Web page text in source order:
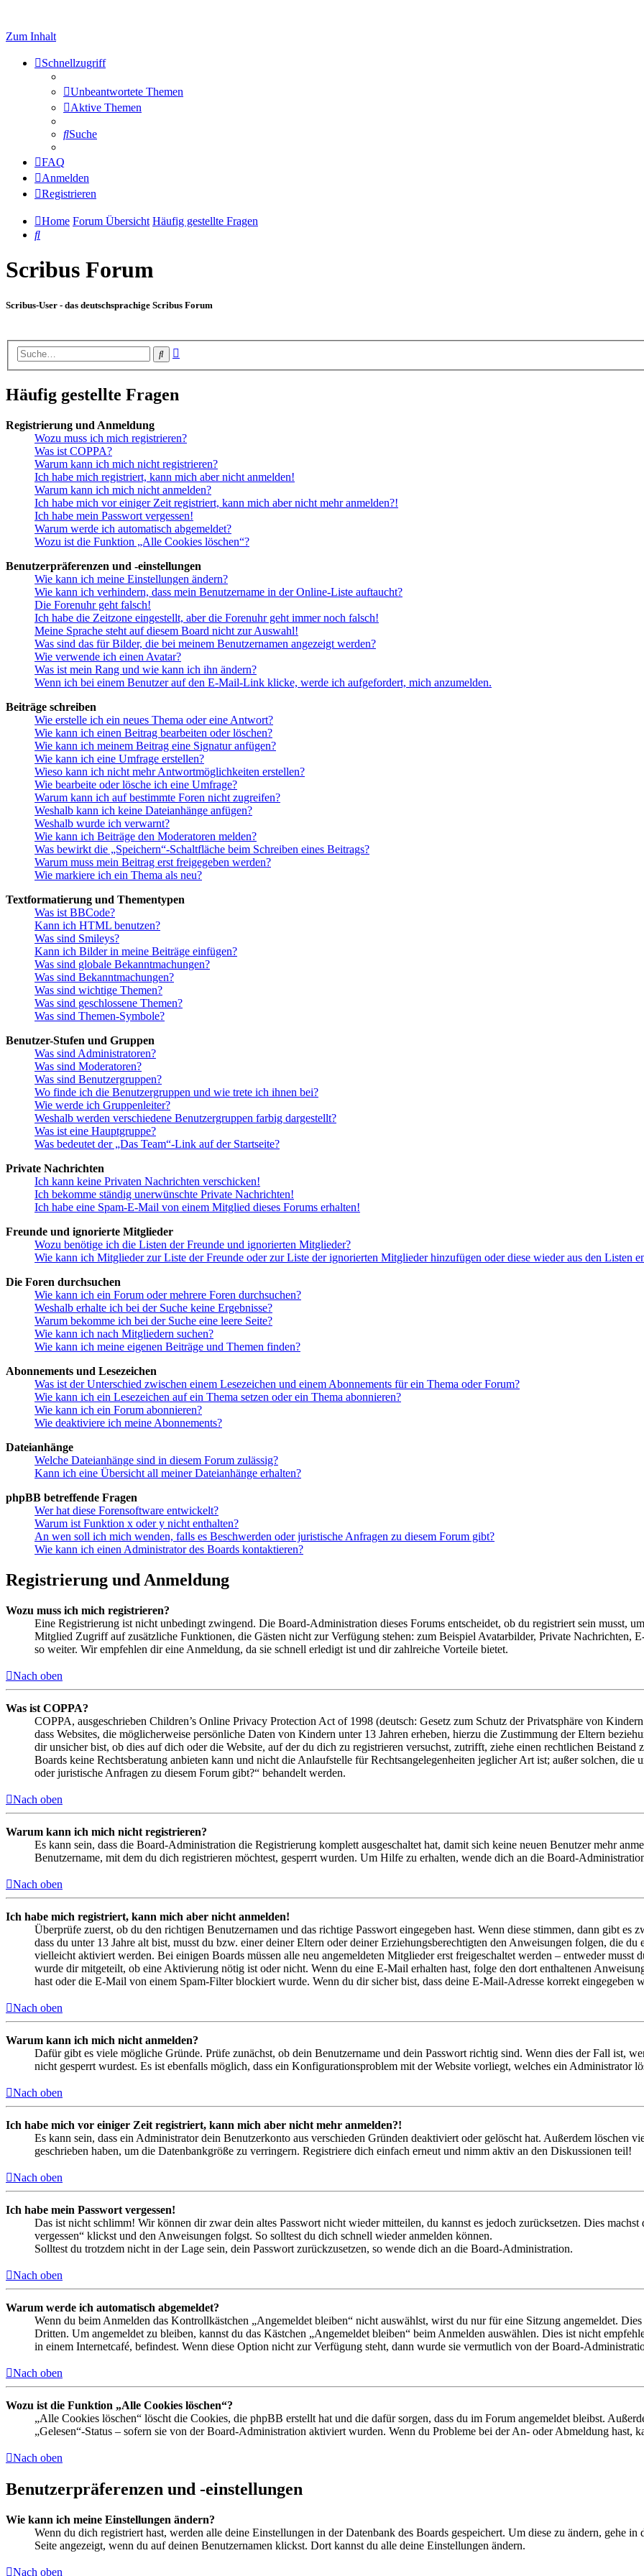
Zum Inhalt
Schnellzugriff
Unbeantwortete Themen
Aktive Themen
Suche
FAQ
Anmelden
Registrieren
Home Forum Übersicht Häufig gestellte Fragen
Suche
Scribus Forum
Scribus-User - das deutschsprachige Scribus Forum
Suche
Häufig gestellte Fragen
Registrierung und Anmeldung
Wozu muss ich mich registrieren?
Was ist COPPA?
Warum kann ich mich nicht registrieren?
Ich habe mich registriert, kann mich aber nicht anmelden!
Warum kann ich mich nicht anmelden?
Ich habe mich vor einiger Zeit registriert, kann mich aber nicht mehr anmelden?!
Ich habe mein Passwort vergessen!
Warum werde ich automatisch abgemeldet?
Wozu ist die Funktion „Alle Cookies löschen“?
Benutzerpräferenzen und -einstellungen
Wie kann ich meine Einstellungen ändern?
Wie kann ich verhindern, dass mein Benutzername in der Online-Liste auftaucht?
Die Forenuhr geht falsch!
Ich habe die Zeitzone eingestellt, aber die Forenuhr geht immer noch falsch!
Meine Sprache steht auf diesem Board nicht zur Auswahl!
Was sind das für Bilder, die bei meinem Benutzernamen angezeigt werden?
Wie verwende ich einen Avatar?
Was ist mein Rang und wie kann ich ihn ändern?
Wenn ich bei einem Benutzer auf den E-Mail-Link klicke, werde ich aufgefordert, mich anzumelden.
Beiträge schreiben
Wie erstelle ich ein neues Thema oder eine Antwort?
Wie kann ich einen Beitrag bearbeiten oder löschen?
Wie kann ich meinem Beitrag eine Signatur anfügen?
Wie kann ich eine Umfrage erstellen?
Wieso kann ich nicht mehr Antwortmöglichkeiten erstellen?
Wie bearbeite oder lösche ich eine Umfrage?
Warum kann ich auf bestimmte Foren nicht zugreifen?
Weshalb kann ich keine Dateianhänge anfügen?
Weshalb wurde ich verwarnt?
Wie kann ich Beiträge den Moderatoren melden?
Was bewirkt die „Speichern“-Schaltfläche beim Schreiben eines Beitrags?
Warum muss mein Beitrag erst freigegeben werden?
Wie markiere ich ein Thema als neu?
Textformatierung und Thementypen
Was ist BBCode?
Kann ich HTML benutzen?
Was sind Smileys?
Kann ich Bilder in meine Beiträge einfügen?
Was sind globale Bekanntmachungen?
Was sind Bekanntmachungen?
Was sind wichtige Themen?
Was sind geschlossene Themen?
Was sind Themen-Symbole?
Benutzer-Stufen und Gruppen
Was sind Administratoren?
Was sind Moderatoren?
Was sind Benutzergruppen?
Wo finde ich die Benutzergruppen und wie trete ich ihnen bei?
Wie werde ich Gruppenleiter?
Weshalb werden verschiedene Benutzergruppen farbig dargestellt?
Was ist eine Hauptgruppe?
Was bedeutet der „Das Team“-Link auf der Startseite?
Private Nachrichten
Ich kann keine Privaten Nachrichten verschicken!
Ich bekomme ständig unerwünschte Private Nachrichten!
Ich habe eine Spam-E-Mail von einem Mitglied dieses Forums erhalten!
Freunde und ignorierte Mitglieder
Wozu benötige ich die Listen der Freunde und ignorierten Mitglieder?
Wie kann ich Mitglieder zur Liste der Freunde oder zur Liste der ignorierten Mitglieder hinzufügen oder diese wieder aus den Listen
Die Foren durchsuchen
Wie kann ich ein Forum oder mehrere Foren durchsuchen?
Weshalb erhalte ich bei der Suche keine Ergebnisse?
Warum bekomme ich bei der Suche eine leere Seite?
Wie kann ich nach Mitgliedern suchen?
Wie kann ich meine eigenen Beiträge und Themen finden?
Abonnements und Lesezeichen
Was ist der Unterschied zwischen einem Lesezeichen und einem Abonnements für ein Thema oder Forum?
Wie kann ich ein Lesezeichen auf ein Thema setzen oder ein Thema abonnieren?
Wie kann ich ein Forum abonnieren?
Wie deaktiviere ich meine Abonnements?
Dateianhänge
Welche Dateianhänge sind in diesem Forum zulässig?
Kann ich eine Übersicht all meiner Dateianhänge erhalten?
phpBB betreffende Fragen
Wer hat diese Forensoftware entwickelt?
Warum ist Funktion x oder y nicht enthalten?
An wen soll ich mich wenden, falls es Beschwerden oder juristische Anfragen zu diesem Forum gibt?
Wie kann ich einen Administrator des Boards kontaktieren?
Registrierung und Anmeldung
Wozu muss ich mich registrieren?
Eine Registrierung ist nicht unbedingt zwingend. Die Board-Administration dieses Forums entscheidet, ob du registriert sein musst,
Mitglied Zugriff auf zusätzliche Funktionen, die Gästen nicht zur Verfügung stehen: zum Beispiel Avatarbilder, Private Nachrichten,
so weiter. Wir empfehlen dir eine Anmeldung, da sie schnell erledigt ist und dir zahlreiche Vorteile bietet.
Nach oben
Was ist COPPA?
COPPA, ausgeschrieben Children’s Online Privacy Protection Act of 1998 (deutsch: Gesetz zum Schutz der Privatsphäre von
dass Websites, die möglicherweise persönliche Daten von Kindern unter 13 Jahren erheben, hierzu die Zustimmung der Eltern
dir unsicher bist, ob dies auf dich oder die Website, auf der du dich zu registrieren versuchst, zutrifft, ziehe einen rechtlichen
Boards keine Rechtsberatung anbieten kann und nicht die Anlaufstelle für Rechtsangelegenheiten jeglicher Art ist; außer solchen,
oder juristische Anfragen zu diesem Forum gibt?“ behandelt werden.
Nach oben
Warum kann ich mich nicht registrieren?
Es kann sein, dass die Board-Administration die Registrierung komplett ausgeschaltet hat, damit sich keine neuen Benutzer mehr
Benutzername, mit dem du dich registrieren möchtest, gesperrt wurden. Um Hilfe zu erhalten, wende dich an die Board-
Nach oben
Ich habe mich registriert, kann mich aber nicht anmelden!
Überprüfe zuerst, ob du den richtigen Benutzernamen und das richtige Passwort eingegeben hast. Wenn diese stimmen, dann gibt es
dass du unter 13 Jahre alt bist, musst du bzw. einer deiner Eltern oder deiner Erziehungsberechtigten den Anweisungen folgen, die
vielleicht aktiviert werden. Bei einigen Boards müssen alle neu angemeldeten Mitglieder erst freigeschaltet werden – entweder musst
wurde dir mitgeteilt, ob eine Aktivierung nötig ist oder nicht. Wenn du eine E-Mail erhalten hast, folge den dort enthaltenen
hast oder die E-Mail von einem Spam-Filter blockiert wurde. Wenn du dir sicher bist, dass deine E-Mail-Adresse korrekt eingegeben
Nach oben
Warum kann ich mich nicht anmelden?
Dafür gibt es viele mögliche Gründe. Prüfe zunächst, ob dein Benutzername und dein Passwort richtig sind. Wenn dies der Fall ist,
nicht gesperrt wurdest. Es ist ebenfalls möglich, dass ein Konfigurationsproblem mit der Website vorliegt, welches ein Administrator
Nach oben
Ich habe mich vor einiger Zeit registriert, kann mich aber nicht mehr anmelden?!
Es kann sein, dass ein Administrator dein Benutzerkonto aus verschieden Gründen deaktiviert oder gelöscht hat. Außerdem löschen
geschrieben haben, um die Datenbankgröße zu verringern. Registriere dich einfach erneut und nimm aktiv an den Diskussionen teil!
Nach oben
Ich habe mein Passwort vergessen!
Das ist nicht schlimm! Wir können dir zwar dein altes Passwort nicht wieder mitteilen, du kannst es jedoch zurücksetzen. Dies
vergessen“ klickst und den Anweisungen folgst. So solltest du dich schnell wieder anmelden können.
Solltest du trotzdem nicht in der Lage sein, dein Passwort zurückzusetzen, so wende dich an die Board-Administration.
Nach oben
Warum werde ich automatisch abgemeldet?
Wenn du beim Anmelden das Kontrollkästchen „Angemeldet bleiben“ nicht auswählst, wirst du nur für eine Sitzung angemeldet.
Dritten. Um angemeldet zu bleiben, kannst du das Kästchen „Angemeldet bleiben“ beim Anmelden auswählen. Dies ist nicht
in einem Internetcafé, befindest. Wenn diese Option nicht zur Verfügung steht, dann wurde sie vermutlich von der Board-
Nach oben
Wozu ist die Funktion „Alle Cookies löschen“?
„Alle Cookies löschen“ löscht die Cookies, die phpBB erstellt hat und die dafür sorgen, dass du im Forum angemeldet bleibst.
„Gelesen“-Status – sofern sie von der Board-Administration aktiviert wurden. Wenn du Probleme bei der An- oder Abmeldung hast,
Nach oben
Benutzerpräferenzen und -einstellungen
Wie kann ich meine Einstellungen ändern?
Wenn du dich registriert hast, werden alle deine Einstellungen in der Datenbank des Boards gespeichert. Um diese zu ändern, gehe
Seite angezeigt, wenn du auf deinen Benutzernamen klickst. Dort kannst du alle deine Einstellungen ändern.
Nach oben